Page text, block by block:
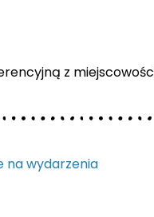
z
na wydarzenia